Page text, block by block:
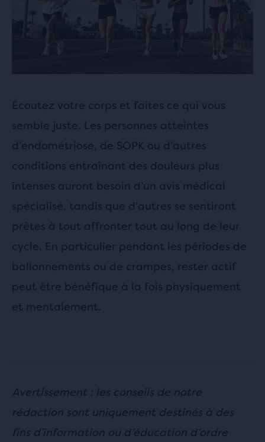
Écoutez votre corps et faites ce qui vous
semble juste. Les personnes atteintes
d’endométriose, de SOPK ou d’autres
conditions entraînant des douleurs plus
intenses auront besoin d’un avis médical
spécialisé, tandis que d’autres se sentiront
prêtes à tout affronter tout au long de leur
cycle. En particulier pendant les périodes de
ballonnements ou de crampes, rester actif
peut être bénéfique à la fois physiquement
et mentalement.
Avertissement : les conseils de notre
rédaction sont uniquement destinés à des
fins d’information ou d’éducation d’ordre